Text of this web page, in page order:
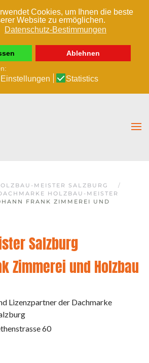
Cookies, um Ihnen die beste
Website zu ermöglichen.
Datenschutz-Bestimmungen
Ablehnen
Einstellungen Statistics
springen
MEISTER SALZBURG
HOLZBAU-MEISTER
FRANK ZIMMEREI UND
Salzburg
Zimmerei und Holzbau
Lizenzpartner der Dachmarke
60